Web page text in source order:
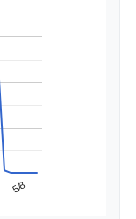
5/8